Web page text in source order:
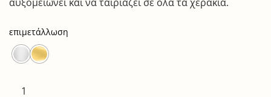
επιμετάλλωση
martaki